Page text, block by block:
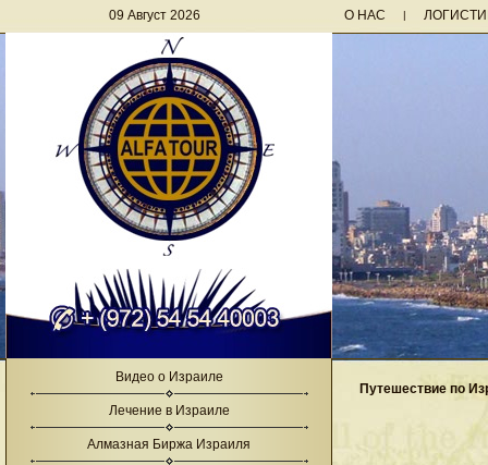
09 Август 2026 О НАС |
Видео о Израиле
Лечение в Израиле
Алмазная Биржа Израиля
Путешествие по